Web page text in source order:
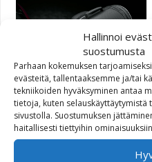
Hallinnoi
suostumusta
Parhaan kokemuksen
evästeitä, tallentaaksemme ja/tai
tekniikoiden hyväksyminen antaa
tietoja, kuten selauskäyttäytymistä
sivustolla. Suostumuksen
haitallisesti tiettyihin
Onyx Premium Day Bag
216,36€